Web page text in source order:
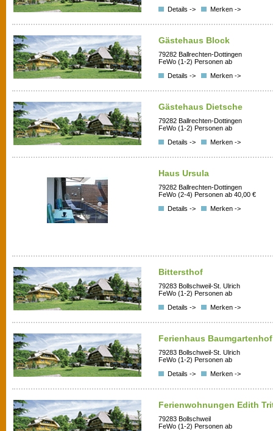
Details ->
Merken ->
Gästehaus Block
79282 Ballrechten-Dottingen
FeWo (1-2) Personen ab
Details ->
Merken ->
Gästehaus Dietsche
79282 Ballrechten-Dottingen
FeWo (1-2) Personen ab
Details ->
Merken ->
Haus Ursula
79282 Ballrechten-Dottingen
FeWo (2-4) Personen ab 40,00 €
Details ->
Merken ->
Bittersthof
79283 Bollschweil-St. Ulrich
FeWo (1-2) Personen ab
Details ->
Merken ->
Ferienhaus Baumgartenhof
79283 Bollschweil-St. Ulrich
FeWo (1-2) Personen ab
Details ->
Merken ->
Ferienwohnungen Edith
79283 Bollschweil
FeWo (1-2) Personen ab